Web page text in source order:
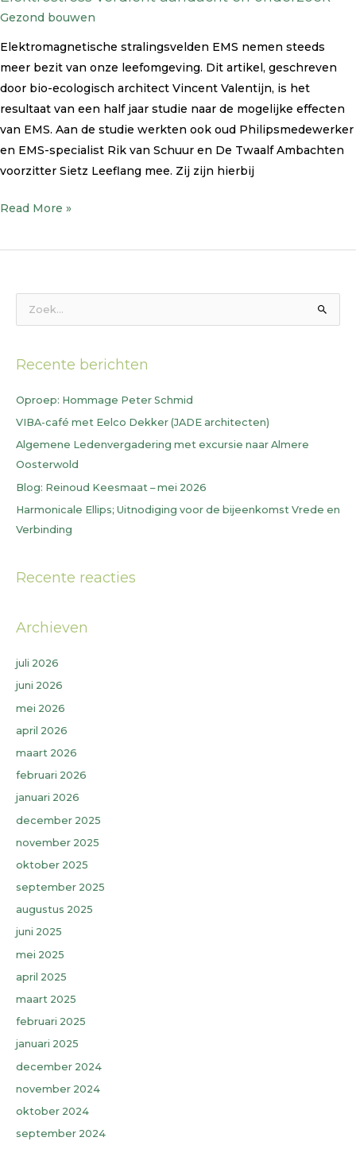
Gezond bouwen
Elektromagnetische stralingsvelden EMS nemen steeds
meer bezit van onze leefomgeving. Dit artikel, geschreven
door bio-ecologisch architect Vincent Valentijn, is het
resultaat van een half jaar studie naar de mogelijke effecten
van EMS. Aan de studie werkten ook oud Philipsmedewerker
en EMS-specialist Rik van Schuur en De Twaalf Ambachten
voorzitter Sietz Leeflang mee. Zij zijn hierbij
Read More »
k
r
Recente berichten
Oproep: Hommage Peter Schmid
VIBA-café met Eelco Dekker (JADE architecten)
Algemene Ledenvergadering met excursie naar Almere
Oosterwold
Blog: Reinoud Keesmaat – mei 2026
Harmonicale Ellips; Uitnodiging voor de bijeenkomst Vrede en
Verbinding
Recente reacties
Archieven
juli 2026
juni 2026
mei 2026
april 2026
maart 2026
februari 2026
januari 2026
december 2025
november 2025
oktober 2025
september 2025
augustus 2025
juni 2025
mei 2025
april 2025
maart 2025
februari 2025
januari 2025
december 2024
november 2024
oktober 2024
september 2024